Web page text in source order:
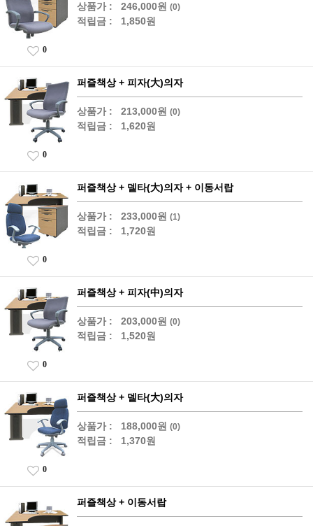
상품가 : 246,000원 (0)
적립금 : 1,850원
0
퍼즐책상 + 피자(大)의자
상품가 : 213,000원 (0)
적립금 : 1,620원
0
퍼즐책상 + 델타(大)의자 + 이동서랍
상품가 : 233,000원 (1)
적립금 : 1,720원
0
퍼즐책상 + 피자(中)의자
상품가 : 203,000원 (0)
적립금 : 1,520원
0
퍼즐책상 + 델타(大)의자
상품가 : 188,000원 (0)
적립금 : 1,370원
0
퍼즐책상 + 이동서랍